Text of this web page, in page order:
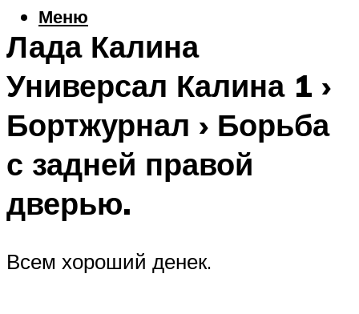
Меню
Лада Калина
Универсал Калина 1 ›
Бортжурнал › Борьба
с задней правой
дверью.
Всем хороший денек.